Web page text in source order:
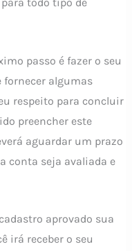
passo é fazer o seu
fornecer algumas
respeito para concluir
preencher este
aguardar um prazo
conta seja avaliada e
aprovado sua
irá receber o seu